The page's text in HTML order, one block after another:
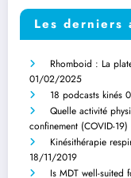
Les derniers
Rhomboid : La
01/02/2025
18 podcasts kinés
Quelle activité
confinement (COVID-19)
Kinésithérapie
18/11/2019
Is MDT well-suited